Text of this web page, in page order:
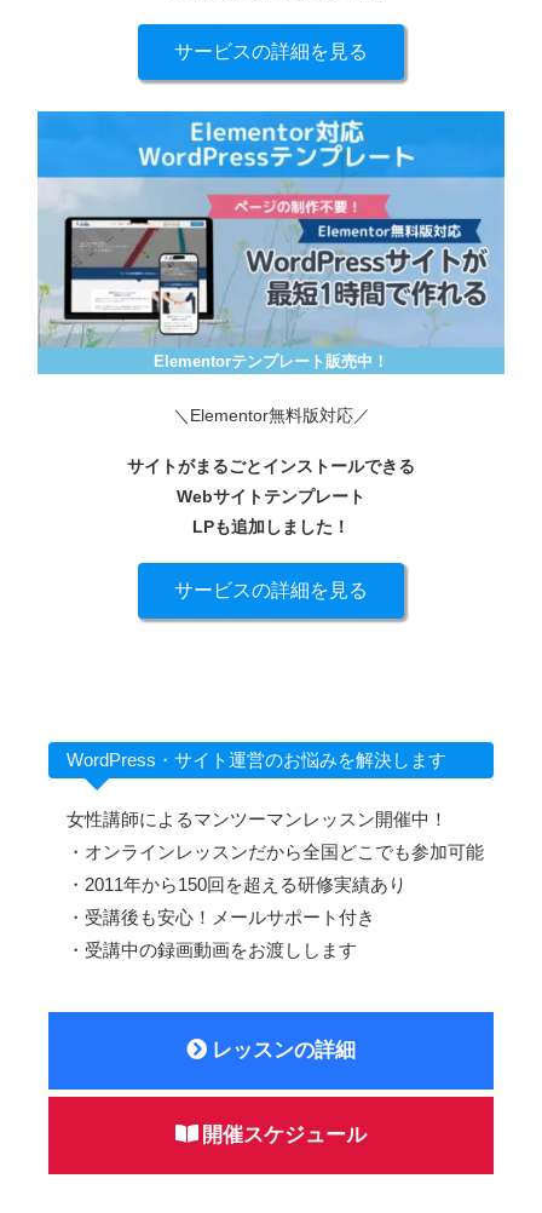
サービスの詳細を見る
Elementorテンプレート販売中！
＼Elementor無料版対応／
サイトがまるごとインストールできる
Webサイトテンプレート
LPも追加しました！
サービスの詳細を見る
WordPress・サイト運営のお悩みを解決します
女性講師によるマンツーマンレッスン開催中！
・オンラインレッスンだから全国どこでも参加可能
・2011年から150回を超える研修実績あり
・受講後も安心！メールサポート付き
・受講中の録画動画をお渡しします
レッスンの詳細
開催スケジュール